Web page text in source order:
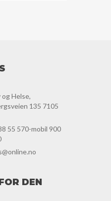
Helse,
135 7105
55 570-mobil 900
DEN